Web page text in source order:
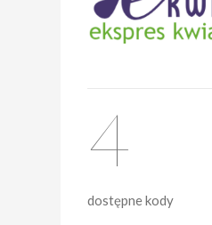
4
dostępne kody